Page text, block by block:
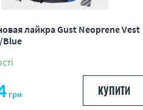
лайкра Gust Neoprene Vest
Blue
грн КУПИТИ